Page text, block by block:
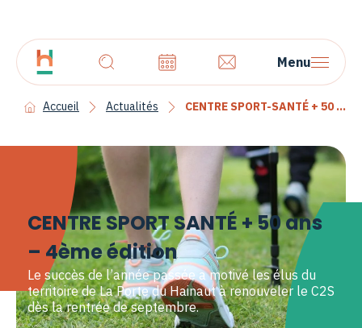
Menu
Accueil Actualités CENTRE SPORT-SANTÉ + 50 ans – 4ème édition
CENTRE SPORT SANTÉ + 50 ans
– 4ème édition
Le succès de l’année passée a motivé les élus du
territoire de La Porte du Hainaut à renouveler le C2S
dès la rentrée de septembre.